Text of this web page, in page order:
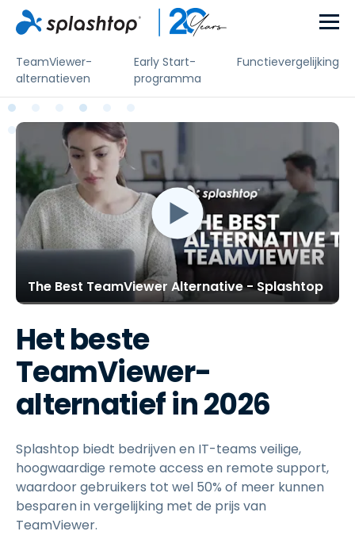
TeamViewer-
alternatieven
Early Start-
programma
Functievergelijking
The Best TeamViewer Alternative - Splashtop
Het beste
TeamViewer-
alternatief in 2026
Splashtop biedt bedrijven en IT-teams veilige,
hoogwaardige remote access en remote support,
waardoor gebruikers tot wel 50% of meer kunnen
besparen in vergelijking met de prijs van
TeamViewer.